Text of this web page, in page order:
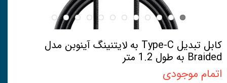
کابل تبدیل Type-C به لایتنینگ آینوبن مدل
Braided به طول 1.2 متر
اتمام موجودی